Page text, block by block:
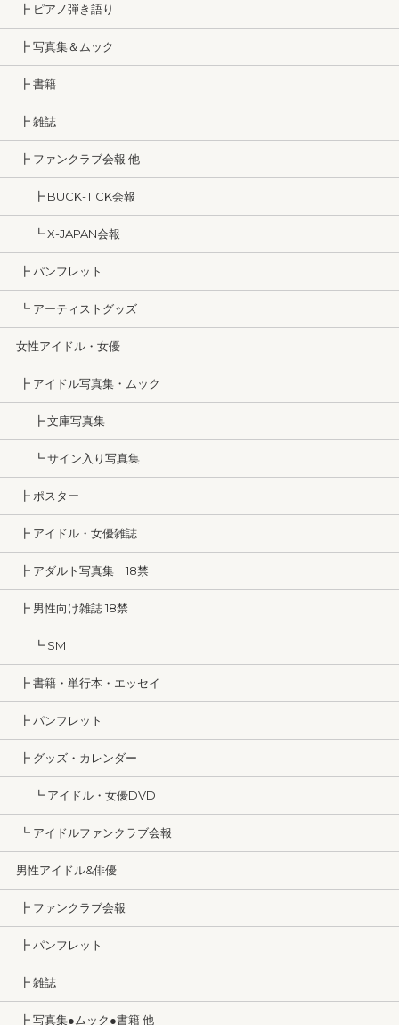
┣ ピアノ弾き語り
┣ 写真集＆ムック
┣ 書籍
┣ 雑誌
┣ ファンクラブ会報 他
┣ BUCK-TICK会報
┗ X-JAPAN会報
┣ パンフレット
┗ アーティストグッズ
女性アイドル・女優
┣ アイドル写真集・ムック
┣ 文庫写真集
┗ サイン入り写真集
┣ ポスター
┣ アイドル・女優雑誌
┣ アダルト写真集 18禁
┣ 男性向け雑誌 18禁
┗ SM
┣ 書籍・単行本・エッセイ
┣ パンフレット
┣ グッズ・カレンダー
┗ アイドル・女優DVD
┗ アイドルファンクラブ会報
男性アイドル&俳優
┣ ファンクラブ会報
┣ パンフレット
┣ 雑誌
┣ 写真集●ムック●書籍 他